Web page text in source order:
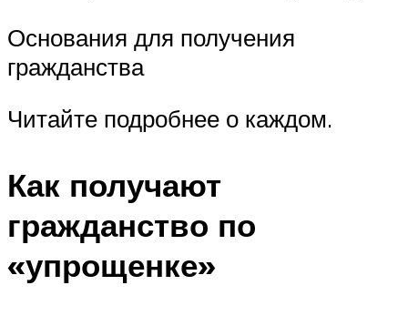
Основания для получения
гражданства
Читайте подробнее о каждом.
Как получают
гражданство по
«упрощенке»